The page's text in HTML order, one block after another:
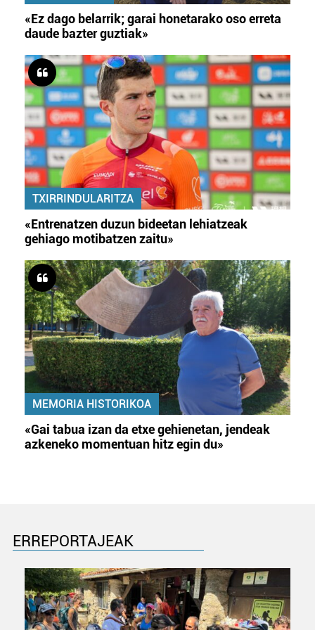
«Ez dago belarrik; garai honetarako oso erreta
daude bazter guztiak»
TXIRRINDULARITZA
«Entrenatzen duzun bideetan lehiatzeak
gehiago motibatzen zaitu»
MEMORIA HISTORIKOA
«Gai tabua izan da etxe gehienetan, jendeak
azkeneko momentuan hitz egin du»
ERREPORTAJEAK